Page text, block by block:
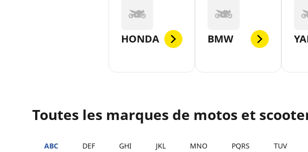
HONDA BMW
Toutes les marques de motos et
ABC DEF GHI JKL MNO PQRS TUV